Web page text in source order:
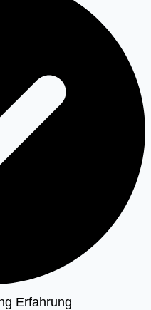
Erfahrung